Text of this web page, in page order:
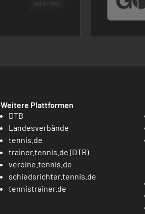
Weitere Plattformen
DTB
Landesverbände
tennis.de
trainer.tennis.de (DTB)
vereine.tennis.de
schiedsrichter.tennis.de
tennistrainer.de